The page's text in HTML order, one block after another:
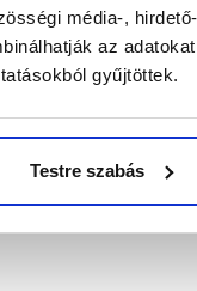
média-,
az
gyűjtöttek.
Testre szabás
Kérjük,
Kapart hatású,
univerzális
napsütés, huzat és